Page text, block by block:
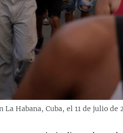
Habana, Cuba, el 11 de julio de